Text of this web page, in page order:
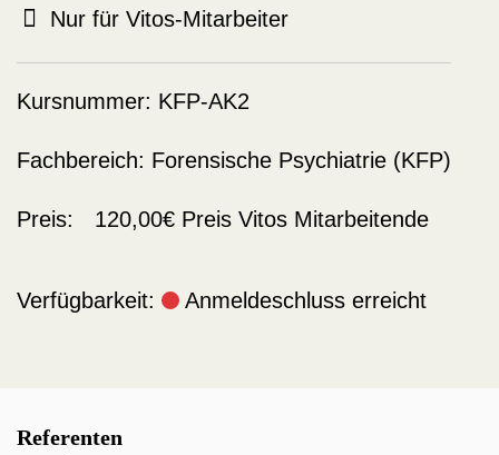
Nur für Vitos-Mitarbeiter
Kursnummer: KFP-AK2
Fachbereich: Forensische Psychiatrie (KFP)
Preis: 120,00€ Preis Vitos Mitarbeitende
Verfügbarkeit: Anmeldeschluss erreicht
Referenten